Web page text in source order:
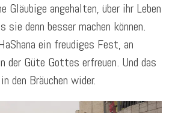
Gläubige angehalten, über ihr Leben
denn besser machen können.
ein freudiges Fest, an
der Güte Gottes erfreuen. Und das
den Bräuchen wider.